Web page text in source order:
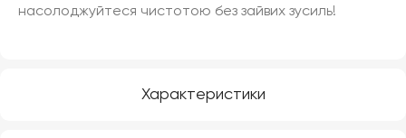
Характеристики
насолоджуйтеся чистотою без зайвих зусиль!